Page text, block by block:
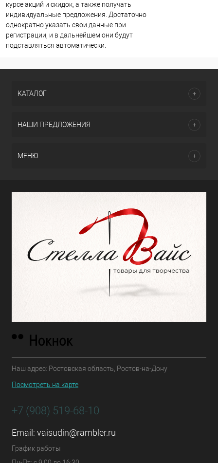
курсе акций и скидок, а также получать
индивидуальные предложения. Достаточно
однократно указать свои данные при
регистрации, и в дальнейшем они будут
подставляться автоматически.
КАТАЛОГ
НАШИ ПРЕДЛОЖЕНИЯ
МЕНЮ
Наш адрес: Ростовская область, Ростов-на-Дону
Посмотреть на карте
+7 (908) 519-68-10
Email: vaisudin@rambler.ru
График работы